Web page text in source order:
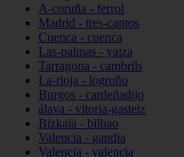
A-coruña - ferrol
Madrid - tres-cantos
Cuenca - cuenca
Las-palmas - yaiza
Tarragona - cambrils
La-rioja - logroño
Burgos - cardeñadijo
álava - vitoria-gasteiz
Bizkaia - bilbao
Valencia - gandia
Valencia - valencia